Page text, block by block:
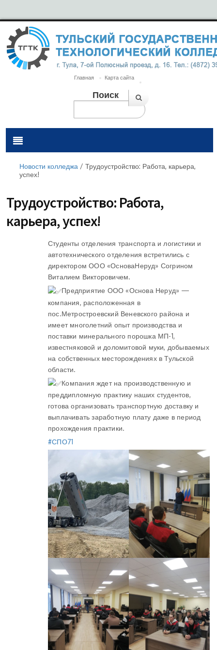
Главная Карта сайта
Поиск
Новости колледжа / Трудоустройство: Работа, карьера,
успех!
Трудоустройство: Работа,
карьера, успех!
Студенты отделения транспорта и логистики и
автотехнического отделения встретились с
директором ООО «ОсноваНеруд» Согрином
Виталием Викторовичем.
Предприятие ООО «Основа Неруд» —
компания, расположенная в
пос.Метростроевский Веневского района и
имеет многолетний опыт производства и
поставки минерального порошка МП-1,
известняковой и доломитовой муки, добываемых
на собственных месторождениях в Тульской
области.
Компания ждет на производственную и
преддипломную практику наших студентов,
готова организовать транспортную доставку и
выплачивать заработную плату даже в период
прохождения практики.
#СПО71